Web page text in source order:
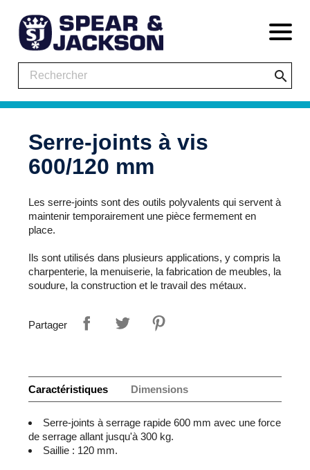
search
Serre-joints à vis
600/120 mm
Les serre-joints sont des outils polyvalents qui servent à
maintenir temporairement une pièce fermement en
place.
Ils sont utilisés dans plusieurs applications, y compris la
charpenterie, la menuiserie, la fabrication de meubles, la
soudure, la construction et le travail des métaux.
Partager
Caractéristiques Dimensions
Serre-joints à serrage rapide 600 mm avec une force
de serrage allant jusqu'à 300 kg.
Saillie : 120 mm.